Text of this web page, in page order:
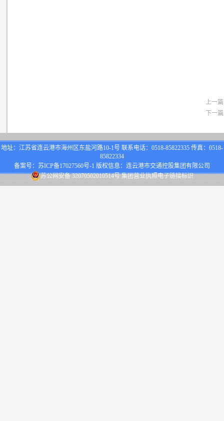
上一
下一
地址：江苏省连云港市海州区东盐河路10-1号 联系电话：0518-85822335 传真：0518-
85822334
备案号： 苏ICP备17027560号-1 版权信息：连云港市交通控股集团有限公司
苏公网安备 32070502010514号 集团营业执照电子链接标识